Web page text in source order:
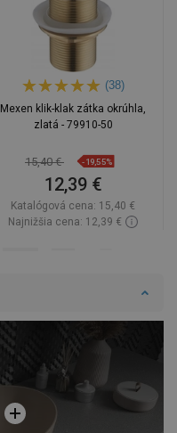
(38)
Mexen klik-klak zátka okrúhla,
zlatá - 79910-50
15,40 € -19,55%
12,39 €
Katalógová cena: 15,40 €
Najnižšia cena: 12,39 €